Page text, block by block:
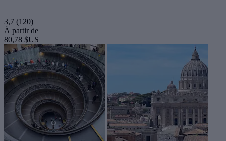
3,7 (120)
À partir de
80,78 $US